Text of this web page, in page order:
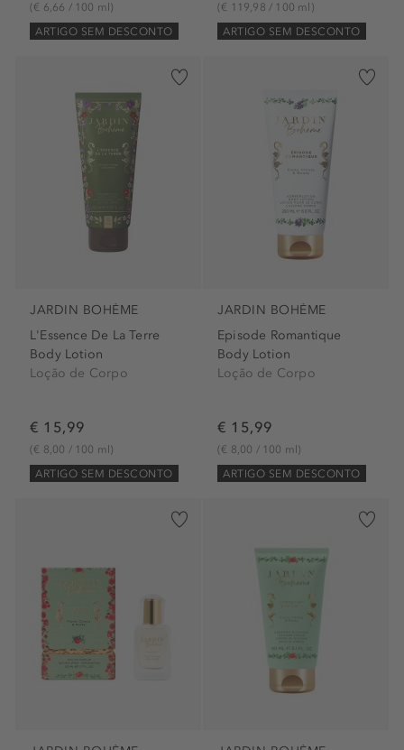
(€ 6,66 / 100 ml)
ARTIGO SEM DESCONTO
(€ 119,98 / 100 ml)
ARTIGO SEM DESCONTO
JARDIN BOHÈME
L'Essence De La Terre
Body Lotion
Loção de Corpo
€ 15,99
(€ 8,00 / 100 ml)
ARTIGO SEM DESCONTO
JARDIN BOHÈME
Episode Romantique
Body Lotion
Loção de Corpo
€ 15,99
(€ 8,00 / 100 ml)
ARTIGO SEM DESCONTO